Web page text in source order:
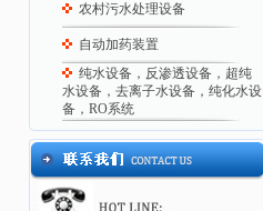
农村污水处理设备
自动加药装置
纯水设备，反渗透设备，超纯
水设备，去离子水设备，纯化水设
备，RO系统